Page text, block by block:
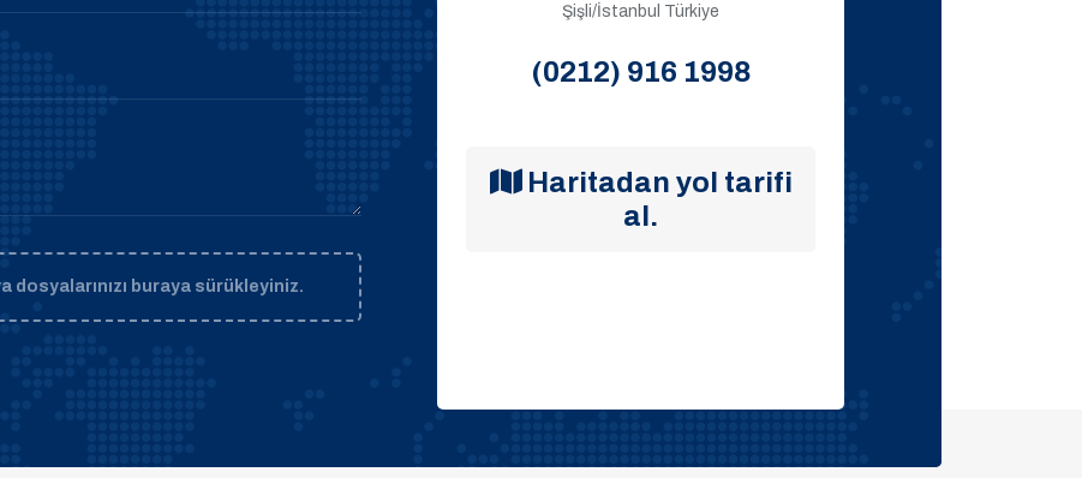
dosyalarınızı buraya sürükleyiniz.
Şişli/İstanbul Türkiye
(0212) 916 1998
Haritadan yol tarifi
al.